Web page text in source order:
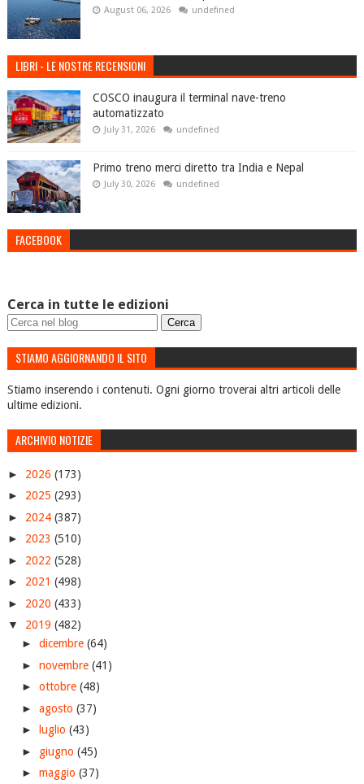
August 06, 2026 undefined
LIBRI - LE NOSTRE RECENSIONI
COSCO inaugura il terminal nave-treno
automatizzato
July 31, 2026 undefined
Primo treno merci diretto tra India e Nepal
July 30, 2026 undefined
FACEBOOK
Cerca in tutte le edizioni
STIAMO AGGIORNANDO IL SITO
Stiamo inserendo i contenuti. Ogni giorno troverai altri articoli delle
ultime edizioni.
ARCHIVIO NOTIZIE
► 2026 (173)
► 2025 (293)
► 2024 (387)
► 2023 (510)
► 2022 (528)
► 2021 (498)
► 2020 (433)
▼ 2019 (482)
► dicembre (64)
► novembre (41)
► ottobre (48)
► agosto (37)
►
luglio (43)
► giugno (45)
► maggio (37)